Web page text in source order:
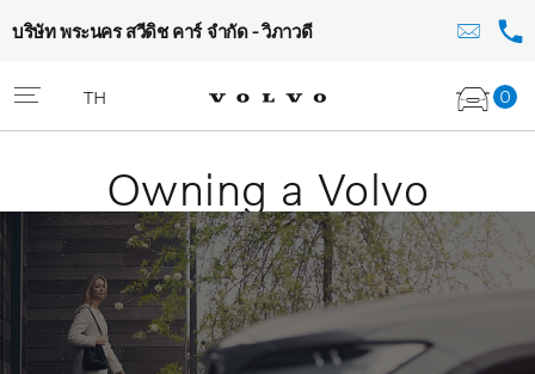
บริษัท พระนคร สวีดิช คาร์ จำกัด - วิภาวดี
0
TH
Owning a Volvo